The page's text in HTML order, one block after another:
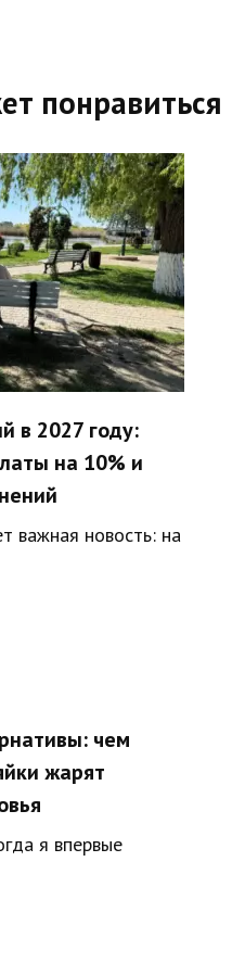
понравиться
в 2027 году:
на 10% и
важная новость: на
чем
жарят
я впервые